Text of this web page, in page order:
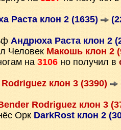
Раста клон 2 (1635)
Андрюха Раста клон 2
Человек Макошь клон 2
на 3106 но получил в
клон 3 (3390)
Rodriguez клон 3
Орк DarkRost клон 2